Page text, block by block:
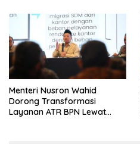
​Menteri Nusron Wahid
Dorong Transformasi
Layanan ATR BPN Lewat